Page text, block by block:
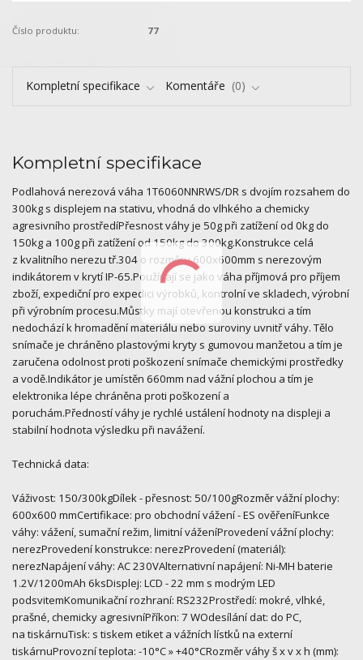
Číslo produktu: 77
Kompletní specifikace Komentáře 0
Kompletní specifikace
Podlahová nerezová váha 1T6060NNRWS/DR s dvojím rozsahem do
300kg s displejem na stativu, vhodná do vlhkého a chemicky
agresivního prostředíPřesnost váhy je 50g při zatížení od 0kg do
150kg a 100g při zatížení od 150kg do 300kg.Konstrukce celá
z kvalitního nerezu tř.304 o rozměru 600x600mm s nerezovým
indikátorem v krytí IP-65.Používají se jako váha příjmová pro příjem
zboží, expediční pro expedici výrobků, kontrolní ve skladech, výrobní
při výrobním procesu.Můstky mají otevřenou konstrukci a tím
nedochází k hromadění materiálu nebo suroviny uvnitř váhy. Tělo
snímače je chráněno plastovými kryty s gumovou manžetou a tím je
zaručena odolnost proti poškození snímače chemickými prostředky
a vodě.Indikátor je umístěn 660mm nad vážní plochou a tím je
elektronika lépe chráněna proti poškození a
poruchám.Předností váhy je rychlé ustálení hodnoty na displeji a
stabilní hodnota výsledku při navážení.
Technická data:
Váživost: 150/300kgDílek - přesnost: 50/100gRozměr vážní plochy:
600x600 mmCertifikace: pro obchodní vážení - ES ověřeníFunkce
váhy: vážení, sumační režim, limitní váženíProvedení vážní plochy:
nerezProvedení konstrukce: nerezProvedení (materiál):
nerezNapájení váhy: AC 230VAlternativní napájení: Ni-MH baterie
1.2V/1200mAh 6ksDisplej: LCD - 22 mm s modrým LED
podsvitemKomunikační rozhraní: RS232Prostředí: mokré, vlhké,
prašné, chemicky agresivníPříkon: 7 WOdesílání dat: do PC,
na tiskárnuTisk: s tiskem etiket a vážních lístků na externí
tiskárnuProvozní teplota: -10°C » +40°CRozměr váhy š x v x h (mm):